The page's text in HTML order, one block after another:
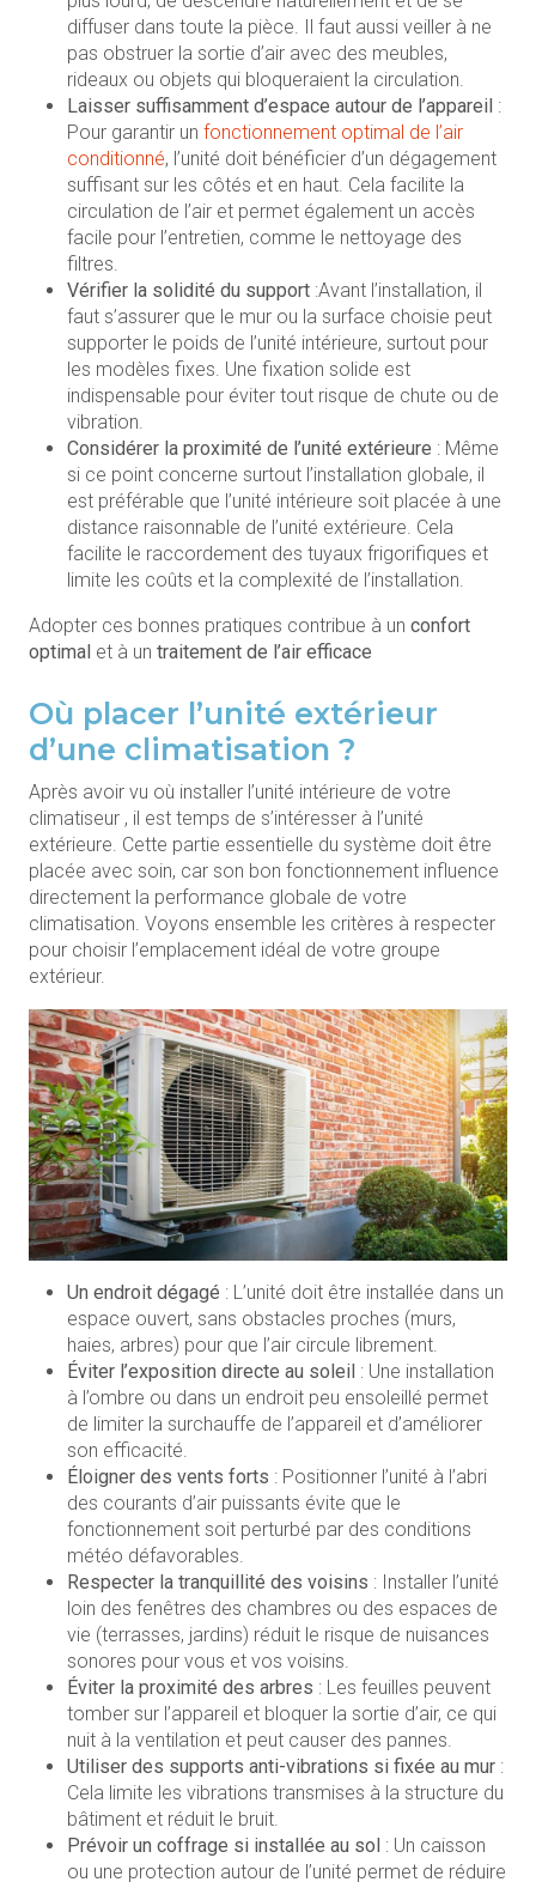
diffuser dans toute la pièce. Il faut aussi veiller à ne
pas obstruer la sortie d’air avec des meubles,
rideaux ou objets qui bloqueraient la circulation.
Laisser suffisamment d’espace autour de l’appareil :
Pour garantir un fonctionnement optimal de l’air
conditionné, l’unité doit bénéficier d’un dégagement
suffisant sur les côtés et en haut. Cela facilite la
circulation de l’air et permet également un accès
facile pour l’entretien, comme le nettoyage des
filtres.
Vérifier la solidité du support :Avant l’installation, il
faut s’assurer que le mur ou la surface choisie peut
supporter le poids de l’unité intérieure, surtout pour
les modèles fixes. Une fixation solide est
indispensable pour éviter tout risque de chute ou de
vibration.
Considérer la proximité de l’unité extérieure : Même
si ce point concerne surtout l’installation globale, il
est préférable que l’unité intérieure soit placée à une
distance raisonnable de l’unité extérieure. Cela
facilite le raccordement des tuyaux frigorifiques et
limite les coûts et la complexité de l’installation.
Adopter ces bonnes pratiques contribue à un confort
optimal et à un traitement de l’air efficace
Où placer l’unité extérieur
d’une climatisation ?
Après avoir vu où installer l’unité intérieure de votre
climatiseur , il est temps de s’intéresser à l’unité
extérieure. Cette partie essentielle du système doit être
placée avec soin, car son bon fonctionnement influence
directement la performance globale de votre
climatisation. Voyons ensemble les critères à respecter
pour choisir l’emplacement idéal de votre groupe
extérieur.
Un endroit dégagé : L’unité doit être installée dans un
espace ouvert, sans obstacles proches (murs,
haies, arbres) pour que l’air circule librement.
Éviter l’exposition directe au soleil : Une installation
à l’ombre ou dans un endroit peu ensoleillé permet
de limiter la surchauffe de l’appareil et d’améliorer
son efficacité.
Éloigner des vents forts : Positionner l’unité à l’abri
des courants d’air puissants évite que le
fonctionnement soit perturbé par des conditions
météo défavorables.
Respecter la tranquillité des voisins : Installer l’unité
loin des fenêtres des chambres ou des espaces de
vie (terrasses, jardins) réduit le risque de nuisances
sonores pour vous et vos voisins.
Éviter la proximité des arbres : Les feuilles peuvent
tomber sur l’appareil et bloquer la sortie d’air, ce qui
nuit à la ventilation et peut causer des pannes.
Utiliser des supports anti-vibrations si fixée au mur :
Cela limite les vibrations transmises à la structure du
bâtiment et réduit le bruit.
Prévoir un coffrage si installée au sol : Un caisson
ou une protection autour de l’unité permet de réduire